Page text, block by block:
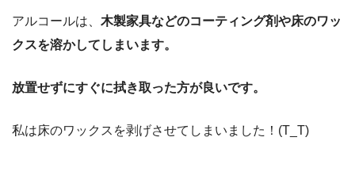
アルコールは、 木製家具などのコーティング剤や床のワッ
クスを溶かしてしまいます。
放置せずにすぐに拭き取った方が良いです。
私は床のワックスを剥げさせてしまいました！(T_T)